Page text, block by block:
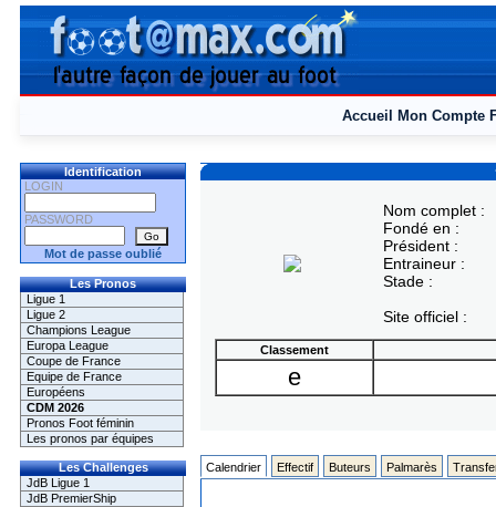
Accueil Mon Compte
Identification
LOGIN
PASSWORD
Mot de passe oublié
Les Pronos
Ligue 1
Ligue 2
Champions League
Europa League
Coupe de France
Equipe de France
Européens
CDM 2026
Pronos Foot féminin
Les pronos par équipes
Les Challenges
JdB Ligue 1
JdB PremierShip
Nom complet :
Fondé en :
Président :
Entraineur :
Stade :
Site officiel :
Classement
e
Calendrier Effectif Buteurs Palmarès